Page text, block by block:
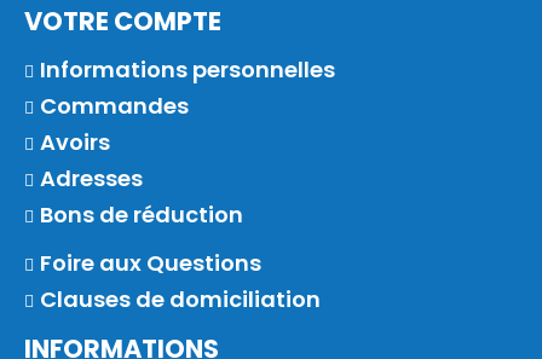
VOTRE COMPTE
Informations personnelles
Commandes
Avoirs
Adresses
Bons de réduction
Foire aux Questions
Clauses de domiciliation
INFORMATIONS